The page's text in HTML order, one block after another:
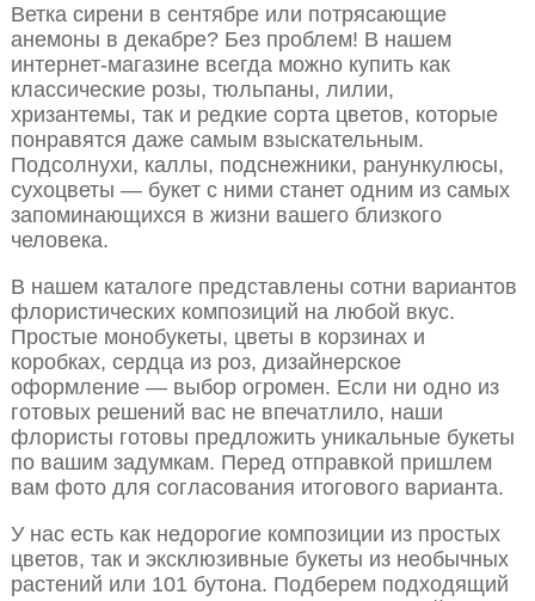
Ветка сирени в сентябре или потрясающие
анемоны в декабре? Без проблем! В нашем
интернет-магазине всегда можно купить как
классические розы, тюльпаны, лилии,
хризантемы, так и редкие сорта цветов, которые
понравятся даже самым взыскательным.
Подсолнухи, каллы, подснежники, ранункулюсы,
сухоцветы — букет с ними станет одним из самых
запоминающихся в жизни вашего близкого
человека.
В нашем каталоге представлены сотни вариантов
флористических композиций на любой вкус.
Простые монобукеты, цветы в корзинах и
коробках, сердца из роз, дизайнерское
оформление — выбор огромен. Если ни одно из
готовых решений вас не впечатлило, наши
флористы готовы предложить уникальные букеты
по вашим задумкам. Перед отправкой пришлем
вам фото для согласования итогового варианта.
У нас есть как недорогие композиции из простых
цветов, так и эксклюзивные букеты из необычных
растений или 101 бутона. Подберем подходящий